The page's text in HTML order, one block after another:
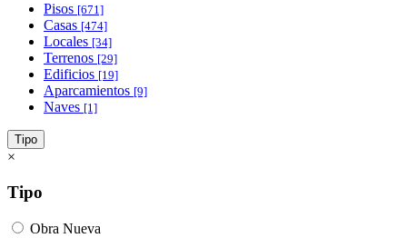
Pisos [671]
Casas [474]
Locales [34]
Terrenos [29]
Edificios [19]
Aparcamientos [9]
Naves [1]
Tipo
×
Tipo
Obra Nueva